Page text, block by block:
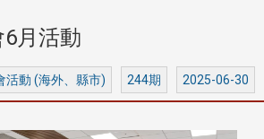
月活動
活動 (海外、縣市) 244期 2025-06-30